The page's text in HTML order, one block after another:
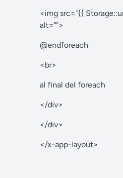
<img src="{{
alt="">
@endforeach
<br>
al final del foreach
</div>
</div>
</x-app-layout>